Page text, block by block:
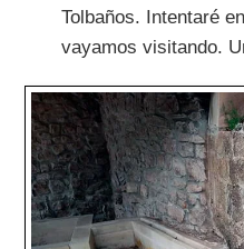
Tolbaños. Intentaré
vayamos visitando.